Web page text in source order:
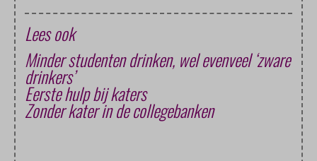
Lees ook
Minder studenten drinken, wel evenveel ‘zware
drinkers’
Eerste hulp bij katers
Zonder kater in de collegebanken